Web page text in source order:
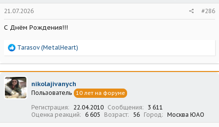
21.07.2026 #286
С Днём Рождения!!!
Р
а
к
ц
и
и
Tarasov (MetalHeart)
nikolajivanych
Пользователь 10 лет на форуме
Регистрация 22.04.2010 Сообщения
3 611
Оценка реакций
6 605 Возраст 56 Город Москва ЮАО